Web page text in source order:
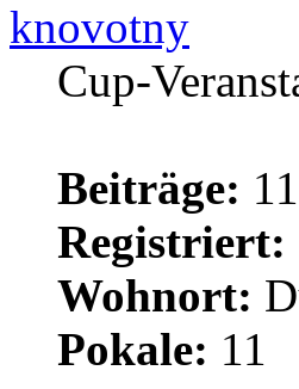
knovotny
Cup-
Beiträge:
Registriert:
Wohnort:
Pokale: 11